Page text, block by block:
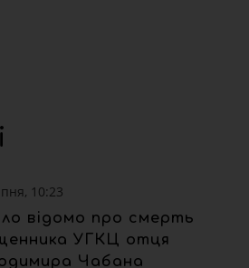
10:23
відомо про смерть
УГКЦ отця
Чабана